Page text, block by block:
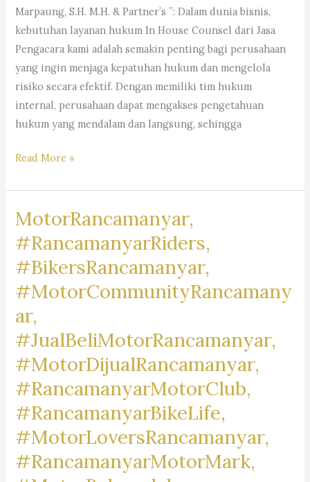
Marpaung, S.H. M.H. & Partner’s ”: Dalam dunia bisnis,
kebutuhan layanan hukum In House Counsel dari Jasa
Pengacara kami adalah semakin penting bagi perusahaan
yang ingin menjaga kepatuhan hukum dan mengelola
risiko secara efektif. Dengan memiliki tim hukum
internal, perusahaan dapat mengakses pengetahuan
hukum yang mendalam dan langsung, sehingga
#Campaka,
#Dunguscariang,
#Garuda,
#Maleber,
Cibadak,
#Karanganyar,
#Nyengseret,
#Panjunan,
#Pelindunghewan,#
AntapaniKidul,
Kulon,
#AntapaniTengah,
#Antapani
Read More »
MotorRancamanyar,
#RancamanyarRiders,
#BikersRancamanyar,
#MotorCommunityRancamany
ar,
#JualBeliMotorRancamanyar,
#MotorDijualRancamanyar,
#RancamanyarMotorClub,
#RancamanyarBikeLife,
#MotorLoversRancamanyar,
#RancamanyarMotorMark,